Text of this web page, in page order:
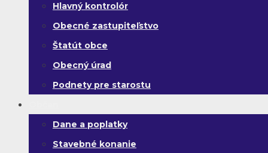
Hlavný kontrolór
Obecné zastupiteľstvo
Štatút obce
Obecný úrad
Podnety pre starostu
Dane a poplatky
Stavebné konanie